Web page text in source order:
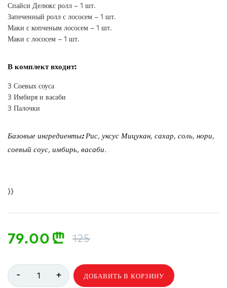
Спайси Делюкс ролл – 1 шт.
Запеченный ролл с лососем – 1 шт.
Маки с копченым лососем – 1 шт.
Маки с лососем – 1 шт.
В комплект входит:
3 Соевых соуса
3 Имбиря и васаби
3 Палочки
Базовые ингредиенты:Рис, уксус Мицукан, сахар, соль, нори,
соевый соус, имбирь, васаби.
}}
79.00 n 125
- 1 + ДОБАВИТЬ В КОРЗИНУ